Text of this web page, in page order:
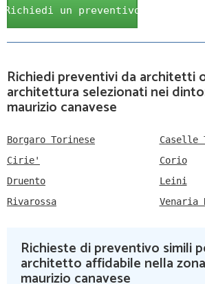
Richiedi un preventivo
Richiedi preventivi da architetti
architettura selezionati nei
maurizio canavese
Borgaro Torinese
Caselle
Cirie'
Corio
Druento
Leini
Rivarossa
Venaria
Richieste di preventivo simili
architetto affidabile nella
maurizio canavese